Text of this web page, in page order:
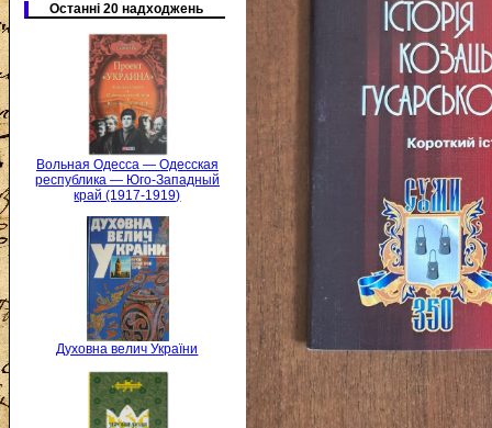
Останні 20 надходжень
Вольная Одесса — Одесская
республика — Юго-Западный
край (1917-1919)
Духовна велич України